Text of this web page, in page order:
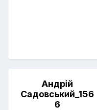
Андрій
Садовський_156
6